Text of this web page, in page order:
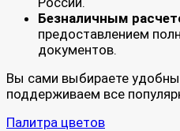
Безналичным
предоставлением
документов.
Вы сами выбираете
поддерживаем все
Палитра цветов